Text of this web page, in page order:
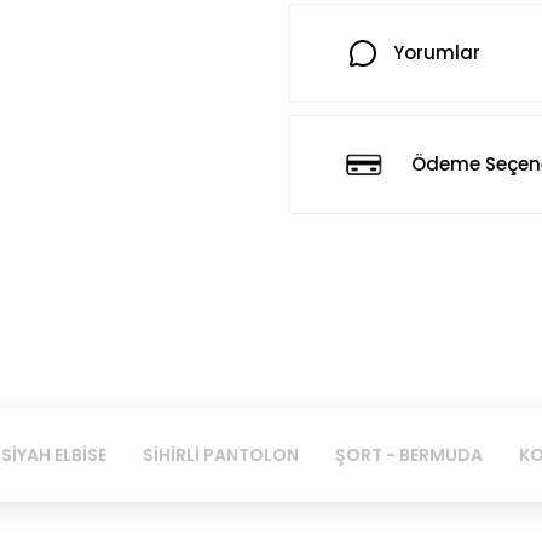
Yorumlar
Ödeme
SİYAH ELBİSE SİHİRLİ PANTOLON ŞORT - BERMUDA